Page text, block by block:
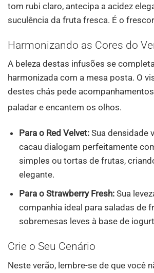
tom rubi claro, antecipa a acidez
suculência da fruta fresca. É o
Harmonizando as Cores do
A beleza destas infusões se
harmonizada com a mesa posta. O
destes chás pede
paladar e encantem os olhos.
Para o Red Velvet: Sua densidade
cacau dialogam perfeitamente
simples ou tortas de frutas,
elegante.
Para o Strawberry Fresh: Sua
companhia ideal para saladas de
sobremesas leves à base de
Crie o Seu Cenário
Neste verão, lembre-se de que você